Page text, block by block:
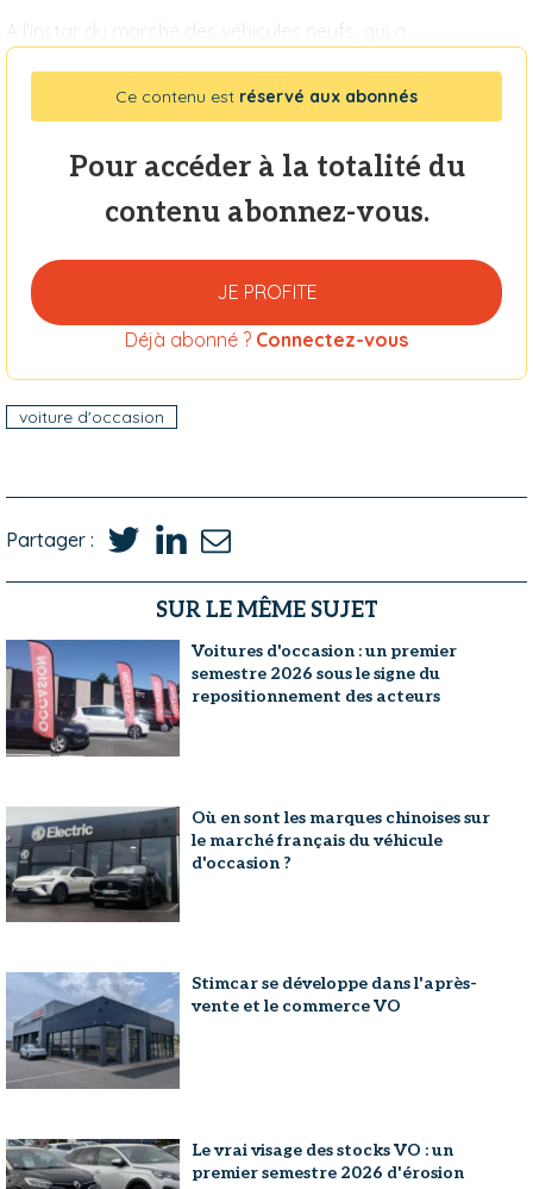
A l'instar du marché des véhicules neufs, qui a
Ce contenu est réservé aux abonnés
Pour accéder à la totalité du
contenu abonnez-vous.
JE PROFITE
Déjà abonné ? Connectez-vous
voiture d'occasion
Partager :
SUR LE MÊME SUJET
Voitures d'occasion : un premier
semestre 2026 sous le signe du
repositionnement des acteurs
Où en sont les marques chinoises sur
le marché français du véhicule
d'occasion ?
Stimcar se développe dans l'après-
vente et le commerce VO
Le vrai visage des stocks VO : un
premier semestre 2026 d'érosion